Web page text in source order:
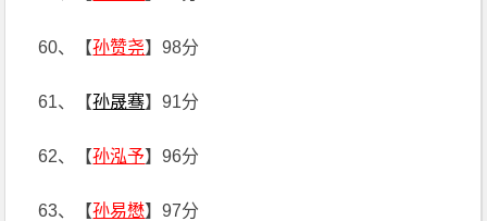
60、【孙赞尧】98分
61、【孙晟骞】91分
62、【孙泓予】96分
63、【孙易懋】97分